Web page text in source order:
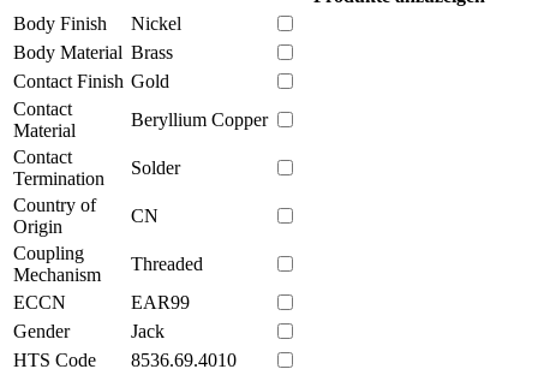
Body Finish
Nickel
Body Material Brass
Contact Finish Gold
Contact
Material
Beryllium Copper
Contact
Termination
Solder
Country of
Origin
CN
Coupling
Mechanism
Threaded
ECCN
EAR99
Gender
Jack
HTS Code
8536.69.4010